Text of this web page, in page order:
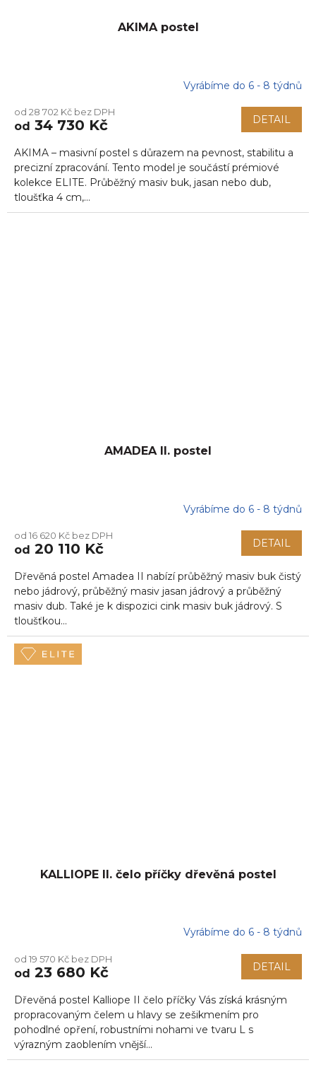
AKIMA postel
produktu
je
z
5
hvězdiček.
Vyrábíme do 6 - 8 týdnů
od 28 702 Kč bez DPH
od 34 730 Kč DETAIL
AKIMA – masivní postel s důrazem na pevnost, stabilitu a
precizní zpracování. Tento model je součástí prémiové
kolekce ELITE. Průběžný masiv buk, jasan nebo dub,
tloušťka 4 cm,...
AMADEA II. postel
Vyrábíme do 6 - 8 týdnů
od 16 620 Kč bez DPH
od 20 110 Kč DETAIL
Dřevěná postel Amadea II nabízí průběžný masiv buk čistý
nebo jádrový, průběžný masiv jasan jádrový a průběžný
masiv dub. Také je k dispozici cink masiv buk jádrový. S
tloušťkou...
KALLIOPE II. čelo příčky dřevěná postel
produktu
je
z
5
hvězdiček.
Vyrábíme do 6 - 8 týdnů
od 19 570 Kč bez DPH
od 23 680 Kč DETAIL
Dřevěná postel Kalliope II čelo příčky Vás získá krásným
propracovaným čelem u hlavy se zešikmením pro
pohodlné opření, robustními nohami ve tvaru L s
výrazným zaoblením vnější...